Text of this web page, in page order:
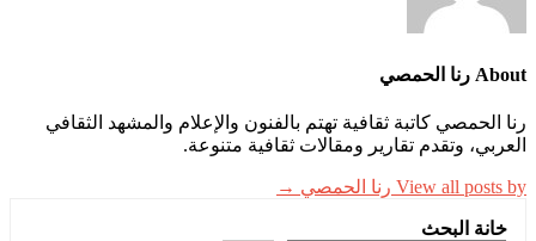
About رنا الحمصي
رنا الحمصي كاتبة ثقافية تهتم بالفنون والإعلام والمشهد الثقافي
العربي، وتقدم تقارير ومقالات ثقافية متنوعة.
View all posts by رنا الحمصي →
خانة البحث